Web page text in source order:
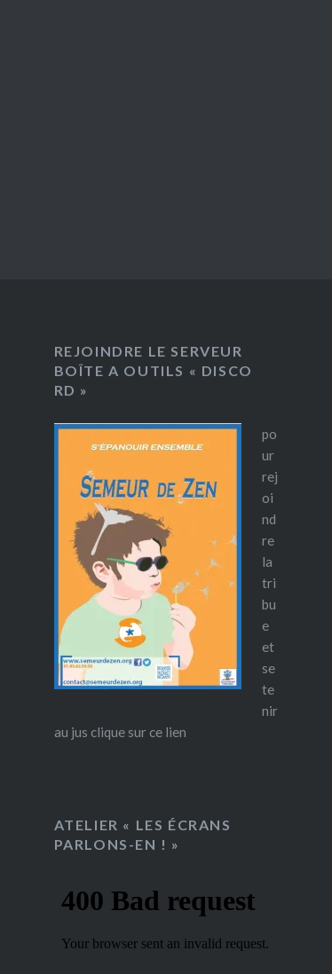
REJOINDRE LE SERVEUR
BOÎTE A OUTILS « DISCO
RD »
po
ur
rej
oi
nd
re
la
tri
bu
e
et
se
te
nir
au jus clique sur ce lien
ATELIER « LES ÉCRANS
PARLONS-EN ! »